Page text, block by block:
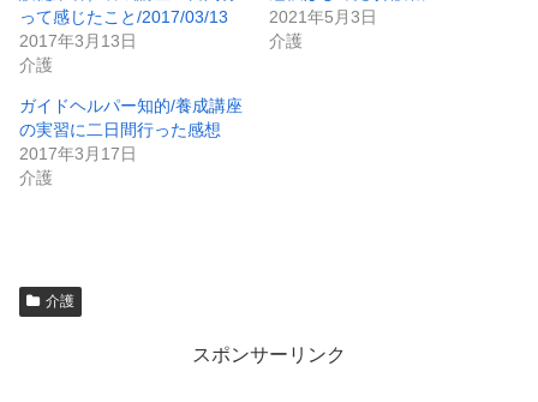
って感じたこと/2017/03/13
2017年3月13日
介護
2021年5月3日
介護
ガイドヘルパー知的/養成講座
の実習に二日間行った感想
2017年3月17日
介護
介護
スポンサーリンク